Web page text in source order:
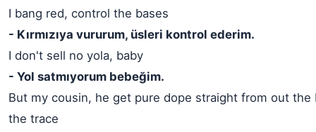
I bang red, control the bases
- Kırmızıya vururum, üsleri kontrol ederim.
I don't sell no yola, baby
- Yol satmıyorum bebeğim.
But my cousin, he get pure dope straight from out the
the trace